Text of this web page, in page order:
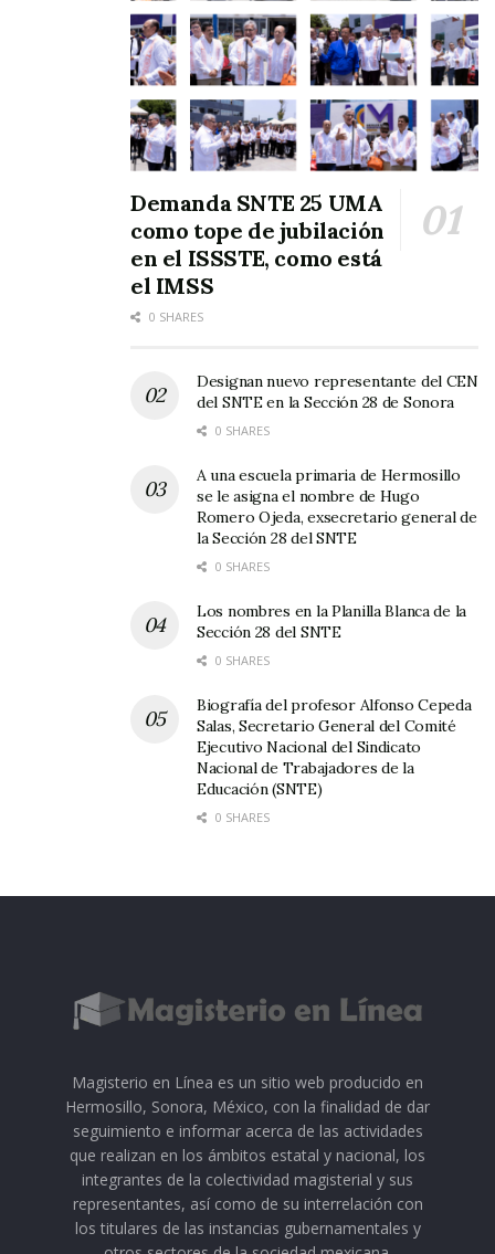
Demanda SNTE 25 UMA
como tope de jubilación
en el ISSSTE, como está
el IMSS
0 SHARES
Designan nuevo representante del CEN
del SNTE en la Sección 28 de Sonora
0 SHARES
A una escuela primaria de Hermosillo
se le asigna el nombre de Hugo
Romero Ojeda, exsecretario general de
la Sección 28 del SNTE
0 SHARES
Los nombres en la Planilla Blanca de la
Sección 28 del SNTE
0 SHARES
Biografía del profesor Alfonso Cepeda
Salas, Secretario General del Comité
Ejecutivo Nacional del Sindicato
Nacional de Trabajadores de la
Educación (SNTE)
0 SHARES
Magisterio en Línea es un sitio web producido en
Hermosillo, Sonora, México, con la finalidad de dar
seguimiento e informar acerca de las actividades
que realizan en los ámbitos estatal y nacional, los
integrantes de la colectividad magisterial y sus
representantes, así como de su interrelación con
los titulares de las instancias gubernamentales y